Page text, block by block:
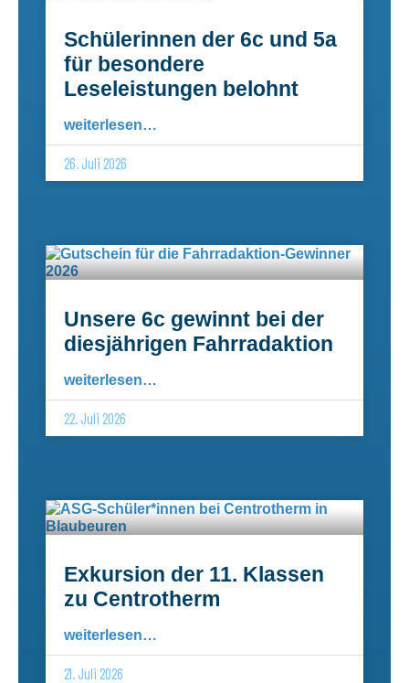
Schülerinnen der 6c und 5a
für besondere
Leseleistungen belohnt
weiterlesen…
26. Juli 2026
Unsere 6c gewinnt bei der
diesjährigen Fahrradaktion
weiterlesen…
22. Juli 2026
Exkursion der 11. Klassen
zu Centrotherm
weiterlesen…
21. Juli 2026